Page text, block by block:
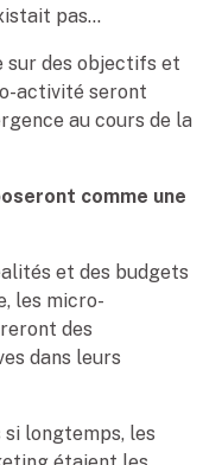
pas…
sur des objectifs et
activité seront
au cours de la
comme une
et des budgets
les micro-
des
dans leurs
si longtemps, les